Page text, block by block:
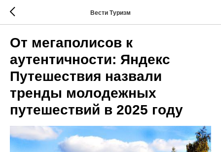
Вести Туризм
От мегаполисов к
аутентичности: Яндекс
Путешествия назвали
тренды молодежных
путешествий в 2025 году